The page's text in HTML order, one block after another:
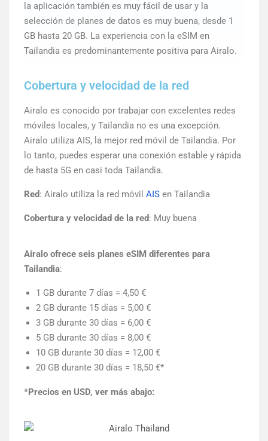
la aplicación también es muy fácil de usar y la
selección de planes de datos es muy buena, desde 1
GB hasta 20 GB. La experiencia con la eSIM en
Tailandia es predominantemente positiva para Airalo.
Cobertura y velocidad de la red
Airalo es conocido por trabajar con excelentes redes
móviles locales, y Tailandia no es una excepción.
Airalo utiliza AIS, la mejor red móvil de Tailandia. Por
lo tanto, puedes esperar una conexión estable y rápida
de hasta 5G en casi toda Tailandia.
Red: Airalo utiliza la red móvil AIS en Tailandia
Cobertura y velocidad de la red: Muy buena
Airalo ofrece seis planes eSIM diferentes para
Tailandia:
1 GB durante 7 días = 4,50 €
2 GB durante 15 días = 5,00 €
3 GB durante 30 días = 6,00 €
5 GB durante 30 días = 8,00 €
10 GB durante 30 días = 12,00 €
20 GB durante 30 días = 18,50 €*
*Precios en USD, ver más abajo: